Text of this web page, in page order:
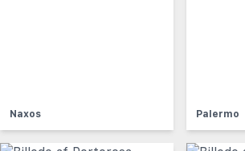
Naxos Palermo